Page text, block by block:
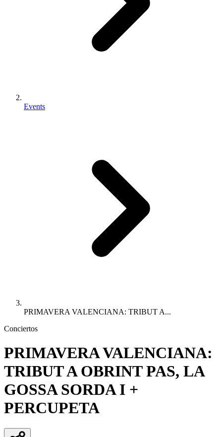
Events
PRIMAVERA VALENCIANA: TRIBUT A...
Conciertos
PRIMAVERA VALENCIANA:
TRIBUT A OBRINT PAS, LA
GOSSA SORDA I +
PERCUPETA